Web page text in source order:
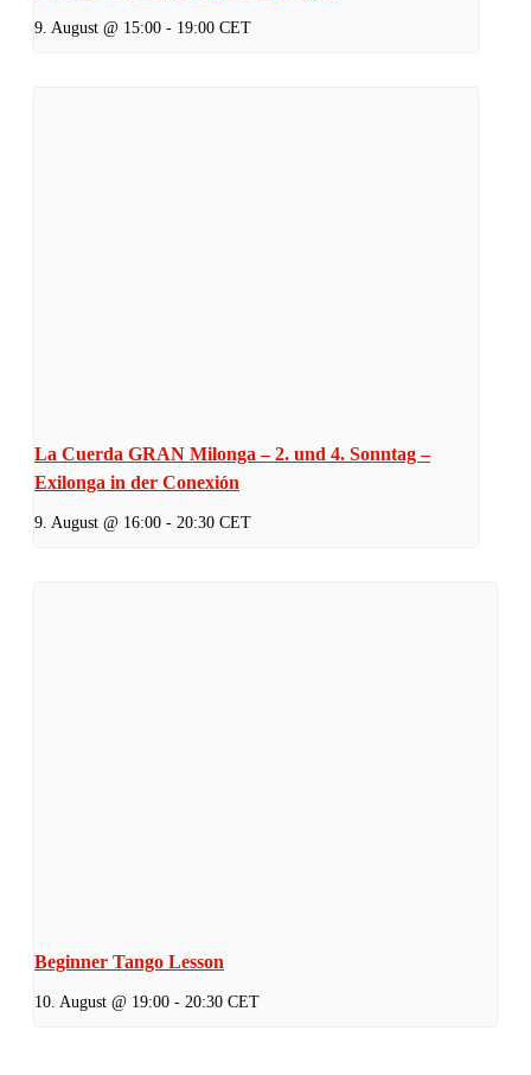
9. August @ 15:00 - 19:00 CET
La Cuerda GRAN Milonga – 2. und 4. Sonntag –
Exilonga in der Conexión
9. August @ 16:00 - 20:30 CET
Beginner Tango Lesson
10. August @ 19:00 - 20:30 CET